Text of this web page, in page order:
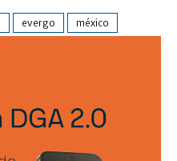
evergo méxico